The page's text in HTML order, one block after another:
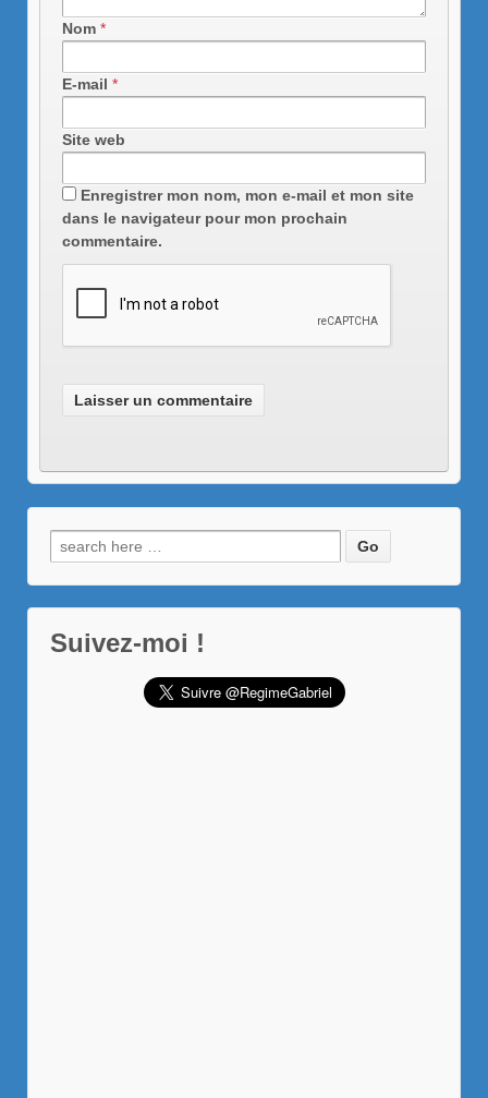
Nom *
E-mail *
Site web
Enregistrer mon nom, mon e-mail et mon site
dans le navigateur pour mon prochain
commentaire.
Recherche
pour:
Suivez-moi !